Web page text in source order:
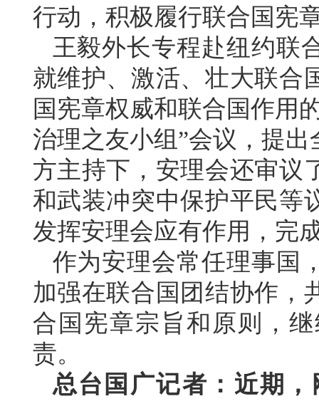
行动，积极履行联合国宪
王毅外长专程赴纽约联
就维护、激活、壮大联合
国宪章权威和联合国作用
治理之友小组”会议，提
方主持下，安理会还审议
和武装冲突中保护平民等
发挥安理会应有作用，完
作为安理会常任理事国
加强在联合国团结协作，
合国宪章宗旨和原则，
责。
总台国广记者：近期